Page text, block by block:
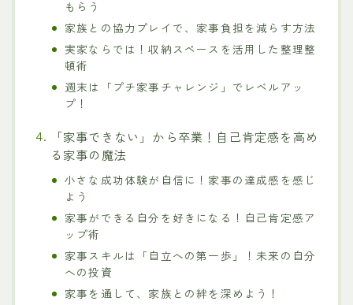
もらう
家族との協力プレイで、家事負担を減らす方法
実家ならでは！収納スペースを活用した整理整
頓術
週末は「プチ家事チャレンジ」でレベルアッ
プ！
「家事できない」から卒業！自己肯定感を高め
る家事の魔法
小さな成功体験が自信に！家事の達成感を感じ
よう
家事ができる自分を好きになる！自己肯定感ア
ップ術
家事スキルは「自立への第一歩」！未来の自分
への投資
家事を通して、家族との絆を深めよう！